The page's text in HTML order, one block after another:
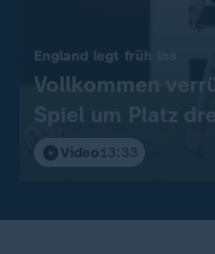
England legt früh los
Vollkommen
Spiel um Platz
Video 13:33